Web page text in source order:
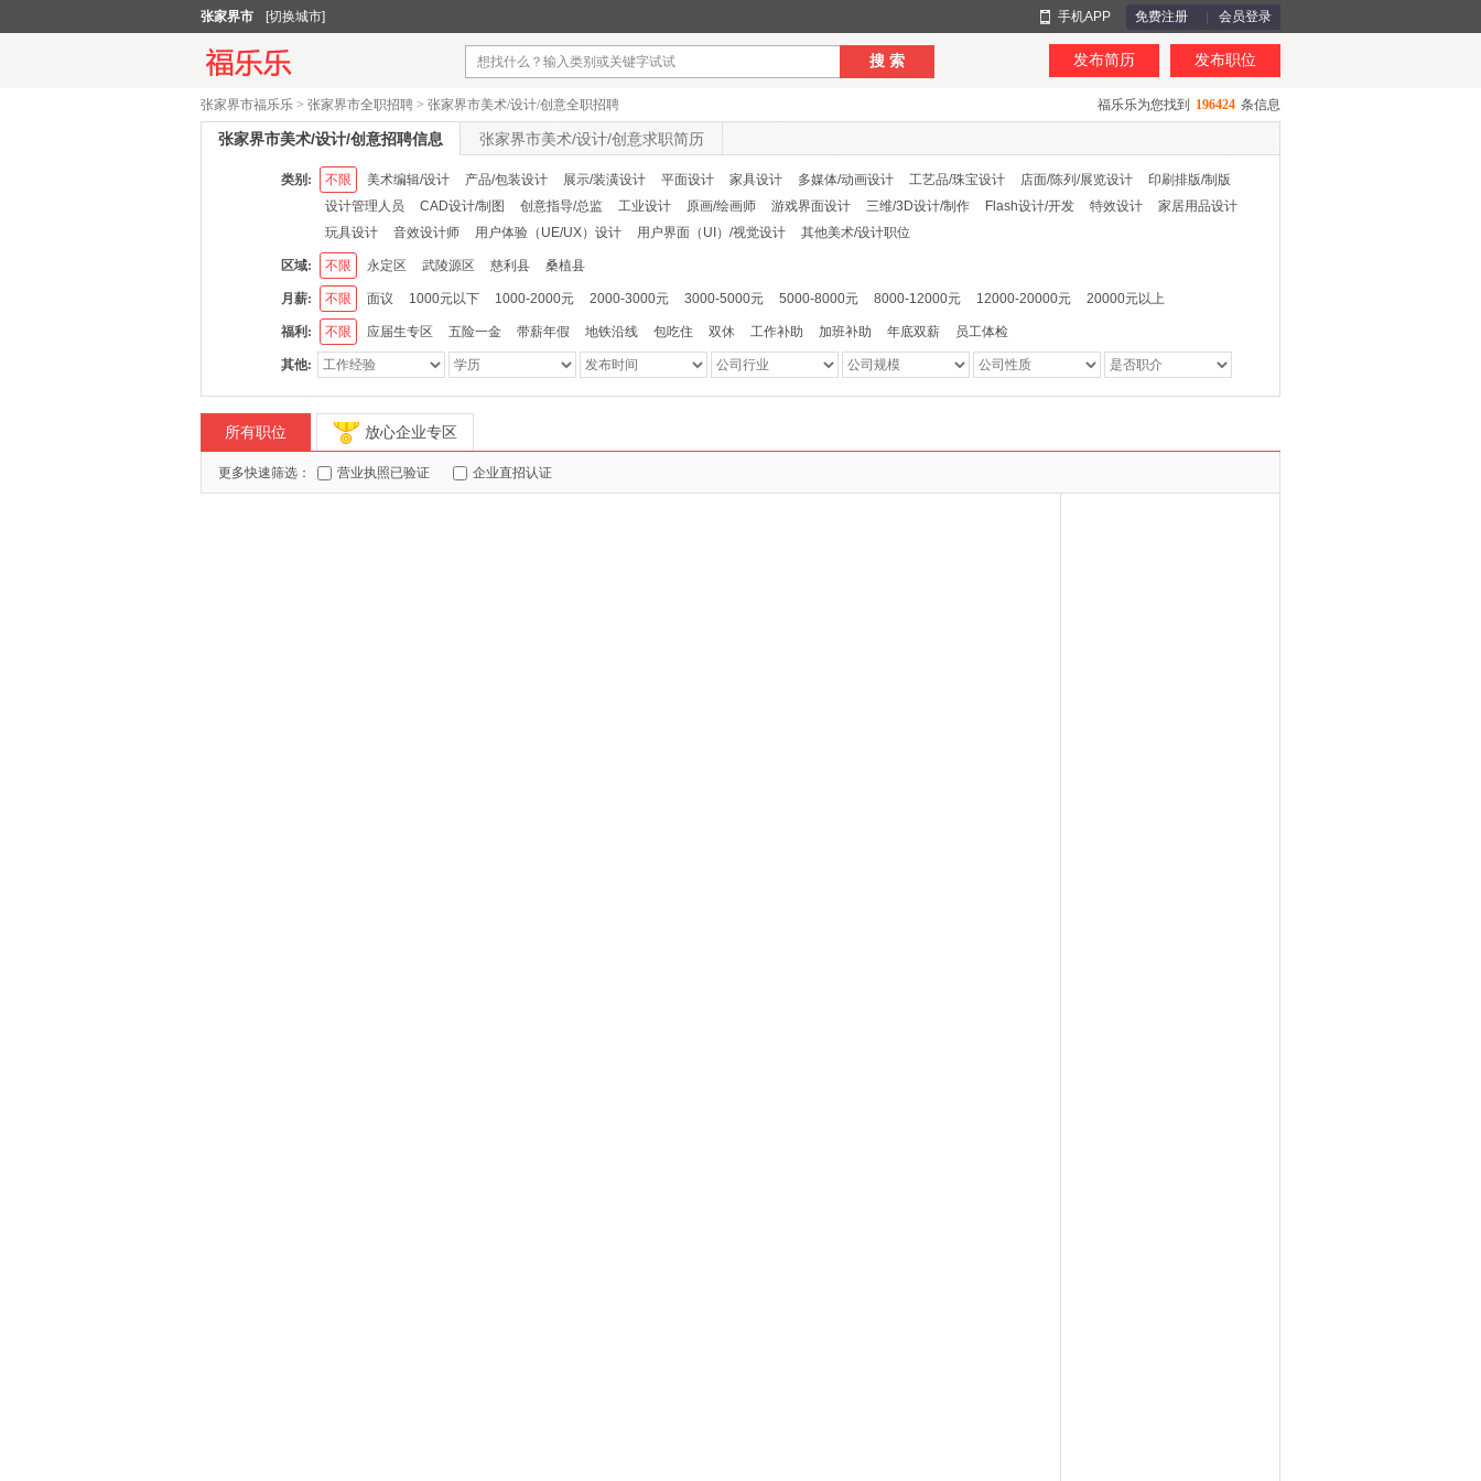
张家界市 [切换城市] 手机APP 免费注册 会员登录
搜 索 发布简历 发布职位
张家界市福乐乐 > 张家界市全职招聘 > 张家界市美术/设计/创意全职招聘 福乐乐为您找到 196424 条信息
张家界市美术/设计/创意招聘信息 张家界市美术/设计/创意求职简历
类别: 不限 美术编辑/设计 产品/包装设计 展示/装潢设计 平面设计 家具设计 多媒体/动画设计 工艺品/珠宝设计 店面/陈列/展览设计
印刷排版/制版
设计管理人员
CAD设计/制图 创意指导/总监 工业设计 原画/绘画师 游戏界面设计 三维/3D设计/制作 Flash设计/开发 特效设计
家居用品设计
玩具设计
音效设计师 用户体验（UE/UX）设计 用户界面（UI）/视觉设计 其他美术/设计职位
区域: 不限 永定区 武陵源区 慈利县 桑植县
月薪: 不限 面议 1000元以下 1000-2000元 2000-3000元 3000-5000元 5000-8000元 8000-12000元 12000-20000元 20000元以上
福利: 不限 应届生专区 五险一金 带薪年假 地铁沿线 包吃住 双休 工作补助 加班补助 年底双薪 员工体检
其他:
所有职位 放心企业专区
更多快速筛选： 营业执照已验证 企业直招认证